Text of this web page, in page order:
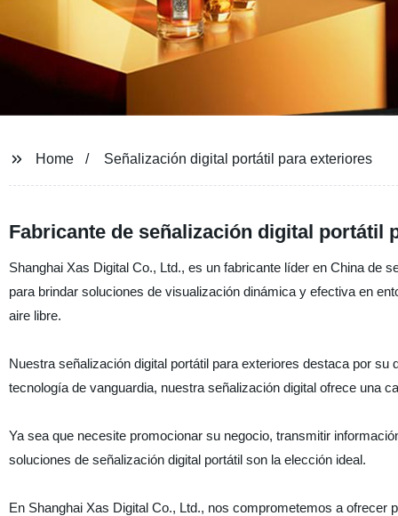
Home Señalización digital portátil para exteriores
Fabricante de señalización digital portátil
Shanghai Xas Digital Co., Ltd., es un fabricante líder en China de
para brindar soluciones de visualización dinámica y efectiva en
aire libre.
Nuestra señalización digital portátil para exteriores destaca por
tecnología de vanguardia, nuestra señalización digital ofrece una
Ya sea que necesite promocionar su negocio, transmitir
soluciones de señalización digital portátil son la elección ideal.
En Shanghai Xas Digital Co., Ltd., nos comprometemos a